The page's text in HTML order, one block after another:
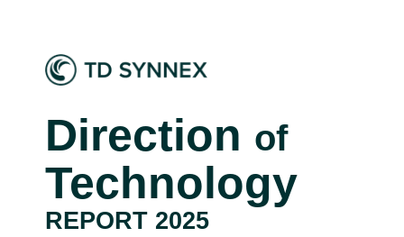
Direction of
Technology
REPORT 2025